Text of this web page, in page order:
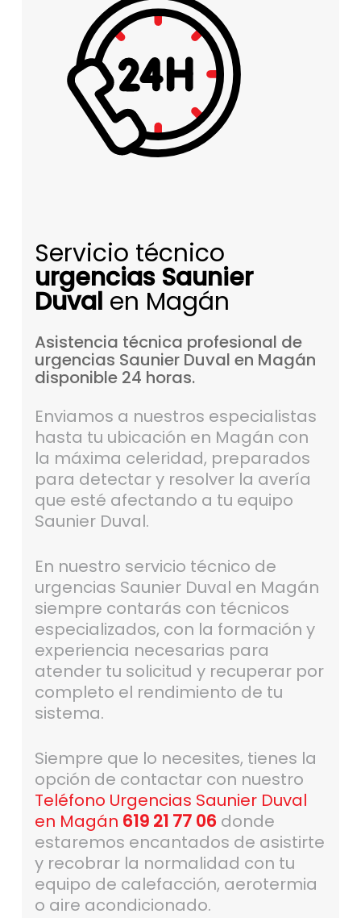
Servicio técnico
urgencias Saunier
Duval en Magán
Asistencia técnica profesional de
urgencias Saunier Duval en Magán
disponible 24 horas.
Enviamos a nuestros especialistas
hasta tu ubicación en Magán con
la máxima celeridad, preparados
para detectar y resolver la avería
que esté afectando a tu equipo
Saunier Duval.
En nuestro servicio técnico de
urgencias Saunier Duval en Magán
siempre contarás con técnicos
especializados, con la formación y
experiencia necesarias para
atender tu solicitud y recuperar por
completo el rendimiento de tu
sistema.
Siempre que lo necesites, tienes la
opción de contactar con nuestro
Teléfono Urgencias Saunier Duval
en Magán 619 21 77 06 donde
estaremos encantados de asistirte
y recobrar la normalidad con tu
equipo de calefacción, aerotermia
o aire acondicionado.